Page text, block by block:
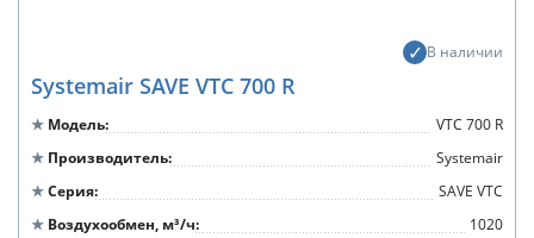
В наличии
Systemair SAVE VTC 700 R
Модель
VTC 700 R
Производитель
Systemair
Серия
SAVE VTC
Воздухообмен, м³/ч
1020